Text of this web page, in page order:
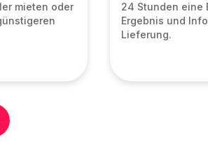
mieten oder
24 Stunden eine
Ergebnis und
Lieferung.